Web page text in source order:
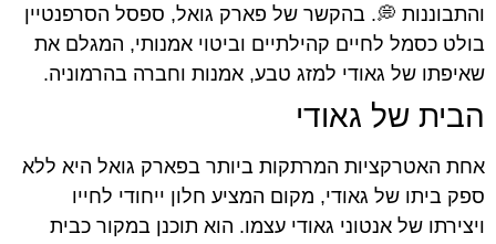
והתבוננות 💭. בהקשר של פארק גואל, ספסל הסרפנטיין
בולט כסמל לחיים קהילתיים וביטוי אמנותי, המגלם את
שאיפתו של גאודי למזג טבע, אמנות וחברה בהרמוניה.
הבית של גאודי
אחת האטרקציות המרתקות ביותר בפארק גואל היא ללא
ספק ביתו של גאודי, מקום המציע חלון ייחודי לחייו
ויצירתו של אנטוני גאודי עצמו. הוא תוכנן במקור כבית